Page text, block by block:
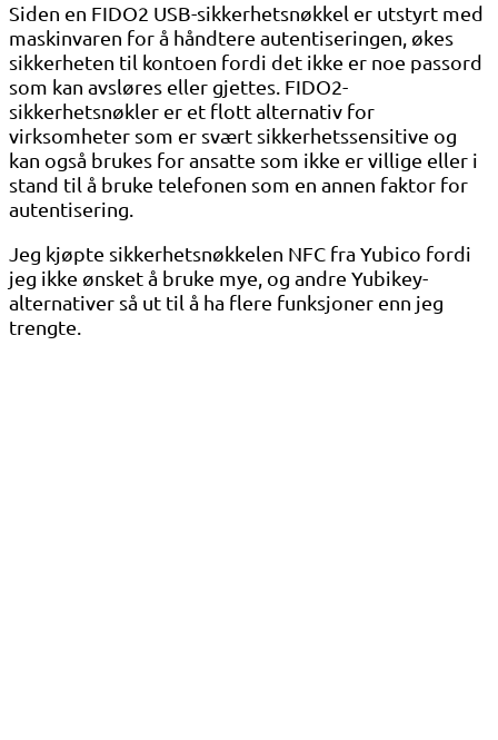
Siden en FIDO2 USB-sikkerhetsnøkkel er utstyrt med
maskinvaren for å håndtere autentiseringen, økes
sikkerheten til kontoen fordi det ikke er noe passord
som kan avsløres eller gjettes. FIDO2-
sikkerhetsnøkler er et flott alternativ for
virksomheter som er svært sikkerhetssensitive og
kan også brukes for ansatte som ikke er villige eller i
stand til å bruke telefonen som en annen faktor for
autentisering.
Jeg kjøpte sikkerhetsnøkkelen NFC fra Yubico fordi
jeg ikke ønsket å bruke mye, og andre Yubikey-
alternativer så ut til å ha flere funksjoner enn jeg
trengte.